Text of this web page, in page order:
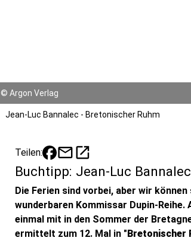
© Argon Verlag
Jean-Luc Bannalec - Bretonischer Ruhm
Teilen: mailopen_in_new
Buchtipp: Jean-Luc
Die Ferien sind vorbei, aber wir
wunderbaren Kommissar Dupin-Reihe.
einmal mit in den Sommer der
ermittelt zum 12. Mal in "Bretonischer